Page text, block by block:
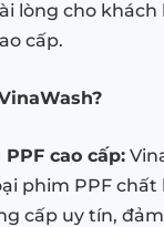
lòng cho khách
cấp.
cao cấp:
phim PPF chất
cấp uy tín,